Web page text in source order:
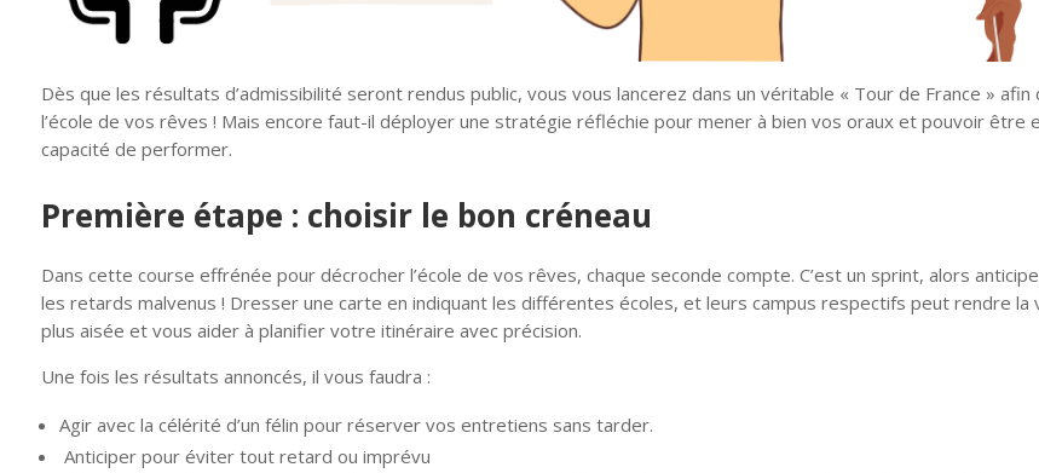
Dès que les résultats d’admissibilité seront rendus public, vous vous lancerez dans un véritable « Tour de France » afin
l’école de vos rêves ! Mais encore faut-il déployer une stratégie réfléchie pour mener à bien vos oraux et pouvoir être
capacité de performer.
Première étape : choisir le bon créneau
Dans cette course effrénée pour décrocher l’école de vos rêves, chaque seconde compte. C’est un sprint, alors
les retards malvenus ! Dresser une carte en indiquant les différentes écoles, et leurs campus respectifs peut rendre la
plus aisée et vous aider à planifier votre itinéraire avec précision.
Une fois les résultats annoncés, il vous faudra :
Agir avec la célérité d’un félin pour réserver vos entretiens sans tarder.
Anticiper pour éviter tout retard ou imprévu